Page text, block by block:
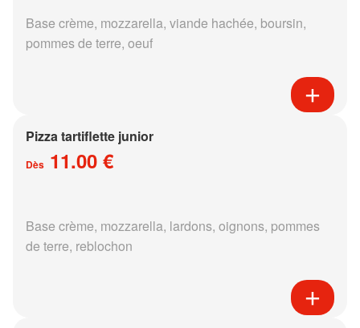
Base crème, mozzarella, viande hachée, boursin,
pommes de terre, oeuf
Pizza tartiflette junior
Dès 11.00 €
Base crème, mozzarella, lardons, oignons, pommes
de terre, reblochon